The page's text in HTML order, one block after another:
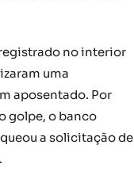
no interior
uma
aposentado. Por
golpe, o banco
a solicitação de